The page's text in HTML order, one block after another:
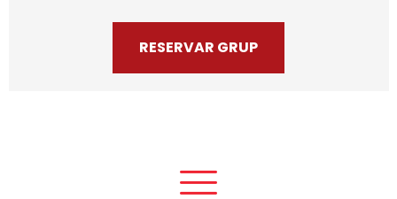
RESERVAR GRUP